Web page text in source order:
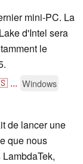
mini-PC. La
d'Intel sera
le
... Windows
de lancer une
que nous